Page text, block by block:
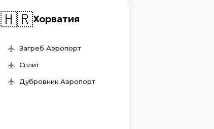
🇭🇷Хорватия
Загреб Аэропорт
Сплит
Дубровник Аэропорт